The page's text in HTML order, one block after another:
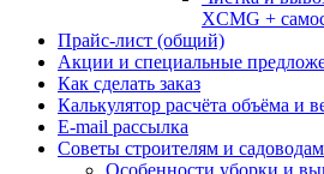
XCMG +
Прайс-лист (общий)
Акции и специальные
Как сделать заказ
Калькулятор расчёта объёма и
E-mail рассылка
Советы строителям и садоводам
Особенности уборки и